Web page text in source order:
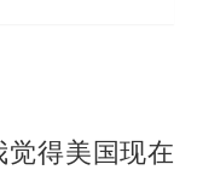
得美国现在